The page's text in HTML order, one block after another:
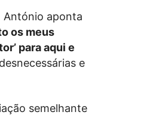
António aponta
os meus
para aqui e
e
semelhante